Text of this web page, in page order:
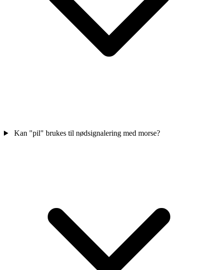
Kan "pil" brukes til nødsignalering med morse?